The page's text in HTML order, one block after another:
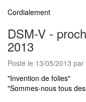
Cordialement
DSM-V -
2013
Posté le 13/05/2013 par
"Invention de folies"
"Sommes-nous tous